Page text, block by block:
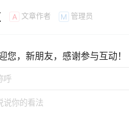
A 文章作者 M 管理员
您，新朋友，感谢参与互动！